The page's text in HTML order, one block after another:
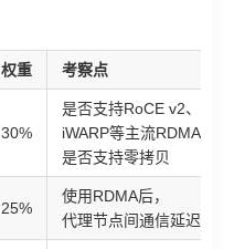
权重 考察点
30%
是否支持RoCE v2、
iWARP等主流RDMA协
是否支持零拷贝
25%
使用RDMA后，
代理节点间通信延迟的